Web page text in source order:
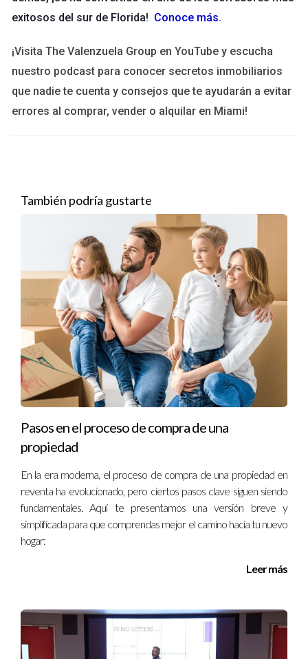
exitosos del sur de Florida! Conoce más.
¡Visita The Valenzuela Group en YouTube y escucha
nuestro podcast para conocer secretos inmobiliarios
que nadie te cuenta y consejos que te ayudarán a evitar
errores al comprar, vender o alquilar en Miami!
También podría gustarte
Pasos en el proceso de compra de una
propiedad
En la era moderna, el proceso de compra de una propiedad en
reventa ha evolucionado, pero ciertos pasos clave siguen siendo
fundamentales. Aquí te presentamos una versión breve y
simplificada para que comprendas mejor el camino hacia tu nuevo
hogar:
Leer más